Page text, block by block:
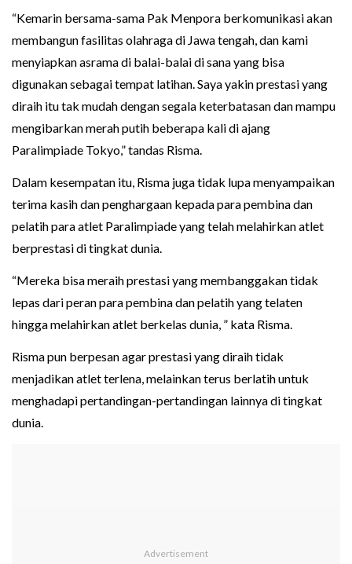
“Kemarin bersama-sama Pak Menpora berkomunikasi akan
membangun fasilitas olahraga di Jawa tengah, dan kami
menyiapkan asrama di balai-balai di sana yang bisa
digunakan sebagai tempat latihan. Saya yakin prestasi yang
diraih itu tak mudah dengan segala keterbatasan dan mampu
mengibarkan merah putih beberapa kali di ajang
Paralimpiade Tokyo,” tandas Risma.
Dalam kesempatan itu, Risma juga tidak lupa menyampaikan
terima kasih dan penghargaan kepada para pembina dan
pelatih para atlet Paralimpiade yang telah melahirkan atlet
berprestasi di tingkat dunia.
“Mereka bisa meraih prestasi yang membanggakan tidak
lepas dari peran para pembina dan pelatih yang telaten
hingga melahirkan atlet berkelas dunia, ” kata Risma.
Risma pun berpesan agar prestasi yang diraih tidak
menjadikan atlet terlena, melainkan terus berlatih untuk
menghadapi pertandingan-pertandingan lainnya di tingkat
dunia.